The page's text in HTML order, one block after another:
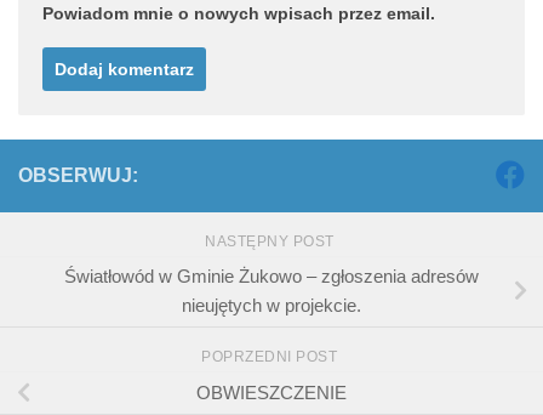
Powiadom mnie o nowych wpisach przez email.
OBSERWUJ:
NASTĘPNY POST
Światłowód w Gminie Żukowo – zgłoszenia adresów
nieujętych w projekcie.
POPRZEDNI POST
OBWIESZCZENIE